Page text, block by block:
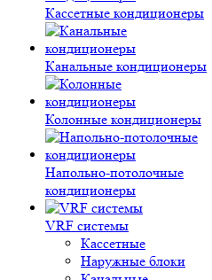
Кассетные кондиционеры
Канальные кондиционеры
Колонные кондиционеры
Напольно-потолочные
кондиционеры
VRF системы
Кассетные
Наружные блоки